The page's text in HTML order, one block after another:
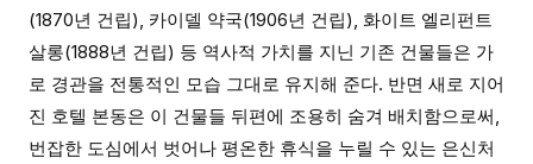
(1870년 건립), 카이델 약국(1906년 건립), 화이트 엘리펀트
살롱(1888년 건립) 등 역사적 가치를 지닌 기존 건물들은 가
로 경관을 전통적인 모습 그대로 유지해 준다. 반면 새로 지어
진 호텔 본동은 이 건물들 뒤편에 조용히 숨겨 배치함으로써,
번잡한 도심에서 벗어나 평온한 휴식을 누릴 수 있는 은신처